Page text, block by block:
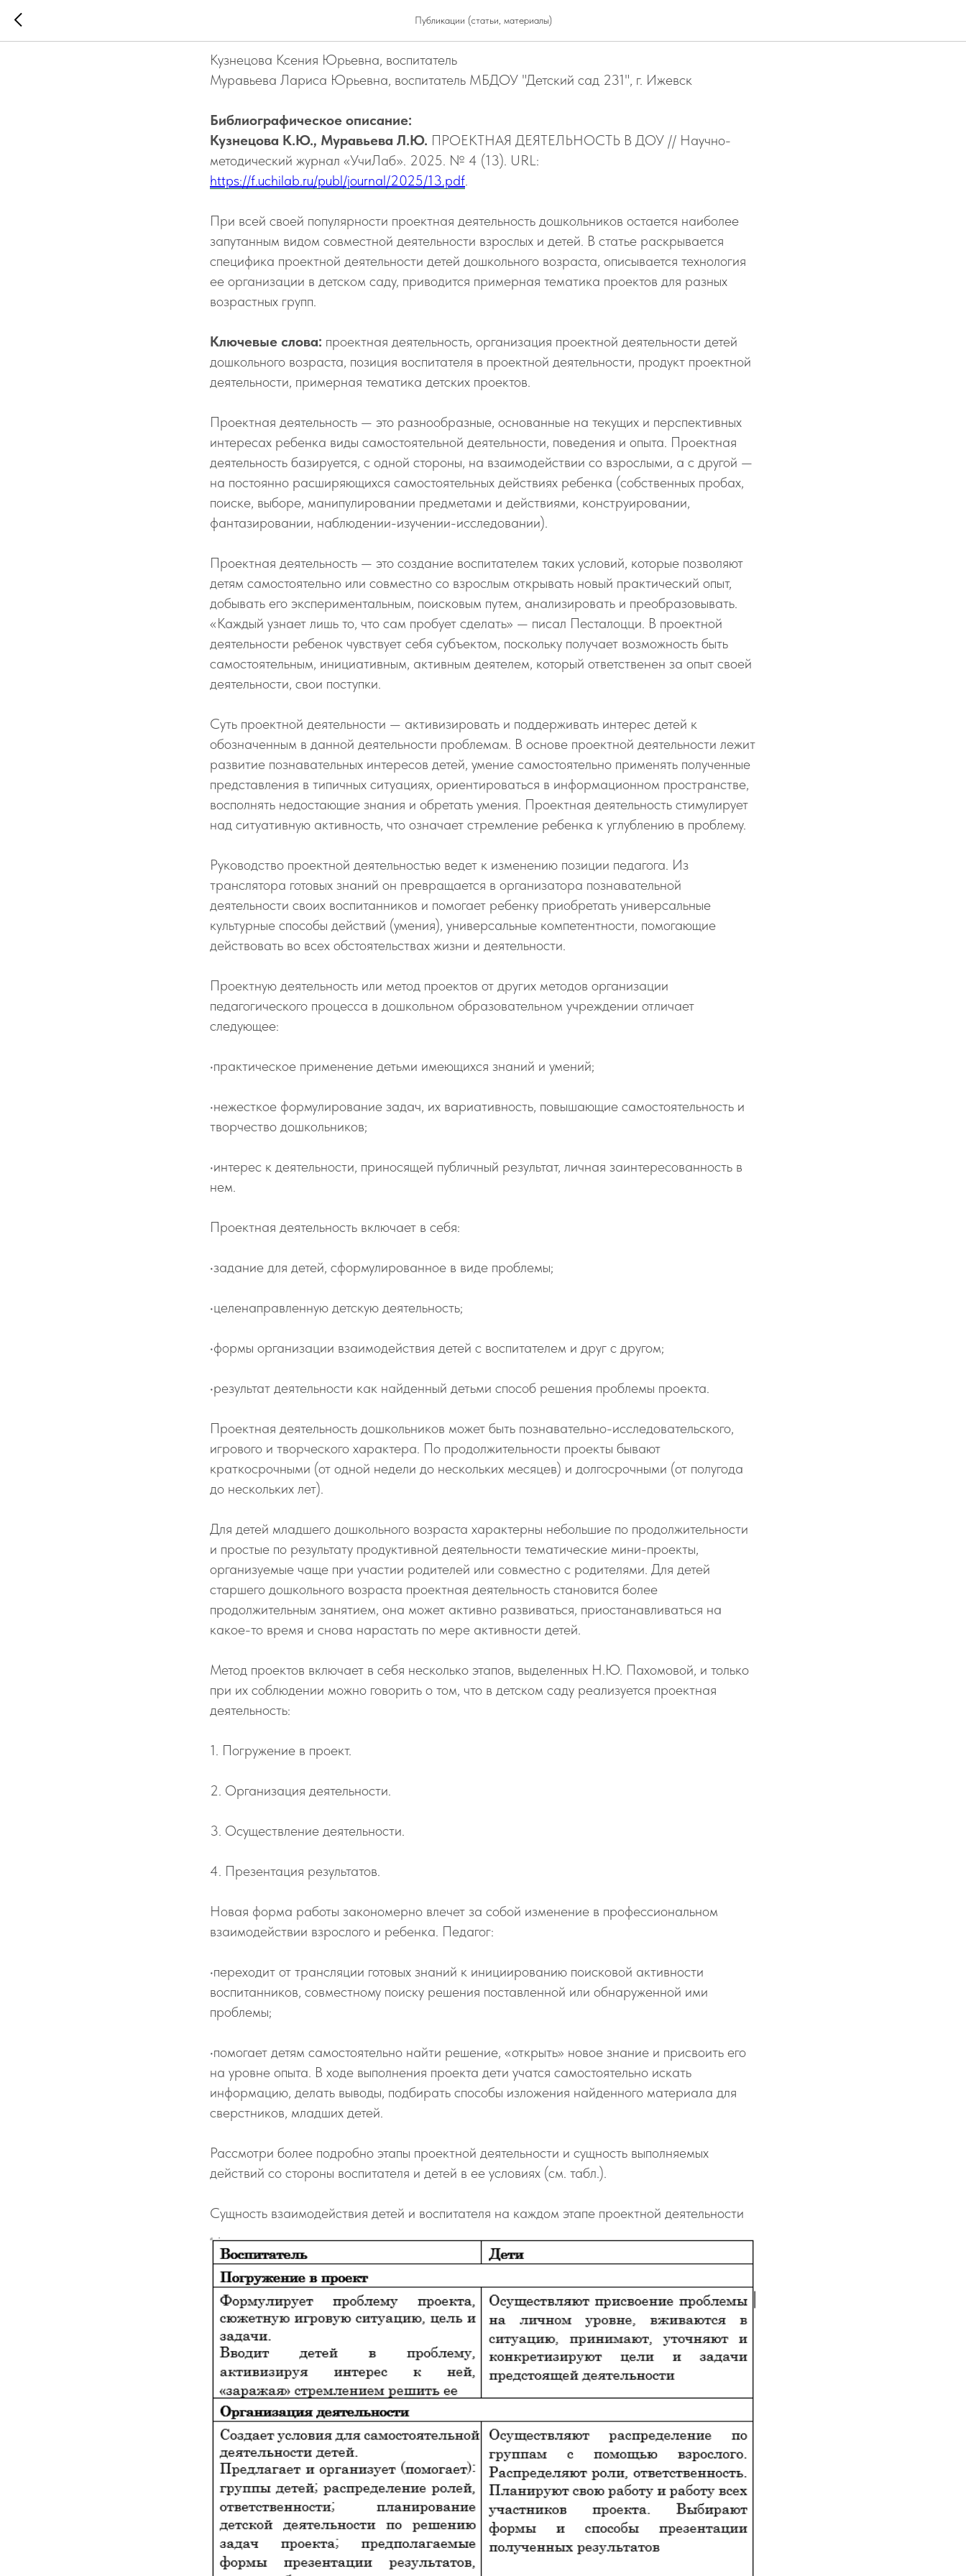
Публикации (статьи, материалы)
ПРОЕКТНАЯ ДЕЯТЕЛЬНОСТЬ В ДОУ
Кузнецова Ксения Юрьевна, воспитатель
Муравьева Лариса Юрьевна, воспитатель МБДОУ "Детский сад 231", г. Ижевск
Библиографическое описание:
Кузнецова К.Ю., Муравьева Л.Ю. ПРОЕКТНАЯ ДЕЯТЕЛЬНОСТЬ В ДОУ // Научно-
методический журнал «УчиЛаб». 2025. № 4 (13). URL:
https://f.uchilab.ru/publ/journal/2025/13.pdf.
При всей своей популярности проектная деятельность дошкольников остается наиболее
запутанным видом совместной деятельности взрослых и детей. В статье раскрывается
специфика проектной деятельности детей дошкольного возраста, описывается технология
ее организации в детском саду, приводится примерная тематика проектов для разных
возрастных групп.
Ключевые слова: проектная деятельность, организация проектной деятельности детей
дошкольного возраста, позиция воспитателя в проектной деятельности, продукт проектной
деятельности, примерная тематика детских проектов.
Проектная деятельность — это разнообразные, основанные на текущих и перспективных
интересах ребенка виды самостоятельной деятельности, поведения и опыта. Проектная
деятельность базируется, с одной стороны, на взаимодействии со взрослыми, а с другой —
на постоянно расширяющихся самостоятельных действиях ребенка (собственных пробах,
поиске, выборе, манипулировании предметами и действиями, конструировании,
фантазировании, наблюдении-изучении-исследовании).
Проектная деятельность — это создание воспитателем таких условий, которые позволяют
детям самостоятельно или совместно со взрослым открывать новый практический опыт,
добывать его экспериментальным, поисковым путем, анализировать и преобразовывать.
«Каждый узнает лишь то, что сам пробует сделать» — писал Песталоцци. В проектной
деятельности ребенок чувствует себя субъектом, поскольку получает возможность быть
самостоятельным, инициативным, активным деятелем, который ответственен за опыт своей
деятельности, свои поступки.
Суть проектной деятельности — активизировать и поддерживать интерес детей к
обозначенным в данной деятельности проблемам. В основе проектной деятельности лежит
развитие познавательных интересов детей, умение самостоятельно применять полученные
представления в типичных ситуациях, ориентироваться в информационном пространстве,
восполнять недостающие знания и обретать умения. Проектная деятельность стимулирует
над ситуативную активность, что означает стремление ребенка к углублению в проблему.
Руководство проектной деятельностью ведет к изменению позиции педагога. Из
транслятора готовых знаний он превращается в организатора познавательной
деятельности своих воспитанников и помогает ребенку приобретать универсальные
культурные способы действий (умения), универсальные компетентности, помогающие
действовать во всех обстоятельствах жизни и деятельности.
Проектную деятельность или метод проектов от других методов организации
педагогического процесса в дошкольном образовательном учреждении отличает
следующее:
•практическое применение детьми имеющихся знаний и умений;
•нежесткое формулирование задач, их вариативность, повышающие самостоятельность и
творчество дошкольников;
•интерес к деятельности, приносящей публичный результат, личная заинтересованность в
нем.
Проектная деятельность включает в себя:
•задание для детей, сформулированное в виде проблемы;
•целенаправленную детскую деятельность;
•формы организации взаимодействия детей с воспитателем и друг с другом;
•результат деятельности как найденный детьми способ решения проблемы проекта.
Проектная деятельность дошкольников может быть познавательно-исследовательского,
игрового и творческого характера. По продолжительности проекты бывают
краткосрочными (от одной недели до нескольких месяцев) и долгосрочными (от полугода
до нескольких лет).
Для детей младшего дошкольного возраста характерны небольшие по продолжительности
и простые по результату продуктивной деятельности тематические мини-проекты,
организуемые чаще при участии родителей или совместно с родителями. Для детей
старшего дошкольного возраста проектная деятельность становится более
продолжительным занятием, она может активно развиваться, приостанавливаться на
какое-то время и снова нарастать по мере активности детей.
Метод проектов включает в себя несколько этапов, выделенных Н.Ю. Пахомовой, и только
при их соблюдении можно говорить о том, что в детском саду реализуется проектная
деятельность:
1. Погружение в проект.
2. Организация деятельности.
3. Осуществление деятельности.
4. Презентация результатов.
Новая форма работы закономерно влечет за собой изменение в профессиональном
взаимодействии взрослого и ребенка. Педагог:
•переходит от трансляции готовых знаний к инициированию поисковой активности
воспитанников, совместному поиску решения поставленной или обнаруженной ими
проблемы;
•помогает детям самостоятельно найти решение, «открыть» новое знание и присвоить его
на уровне опыта. В ходе выполнения проекта дети учатся самостоятельно искать
информацию, делать выводы, подбирать способы изложения найденного материала для
сверстников, младших детей.
Рассмотри более подробно этапы проектной деятельности и сущность выполняемых
действий со стороны воспитателя и детей в ее условиях (см. табл.).
Сущность взаимодействия детей и воспитателя на каждом этапе проектной деятельности